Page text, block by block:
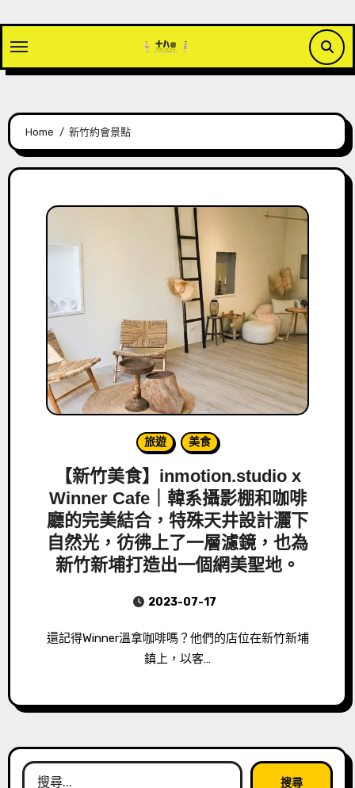
content
Home 新竹約會景點
旅遊 美食
【新竹美食】inmotion.studio x
Winner Cafe｜韓系攝影棚和咖啡
廳的完美結合，特殊天井設計灑下
自然光，彷彿上了一層濾鏡，也為
新竹新埔打造出一個網美聖地。
2023-07-17
還記得Winner溫拿咖啡嗎？他們的店位在新竹新埔
鎮上，以客…
搜